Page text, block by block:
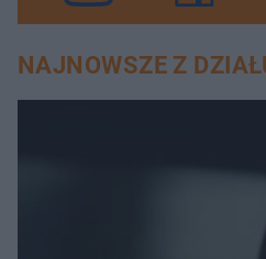
NAJNOWSZE Z